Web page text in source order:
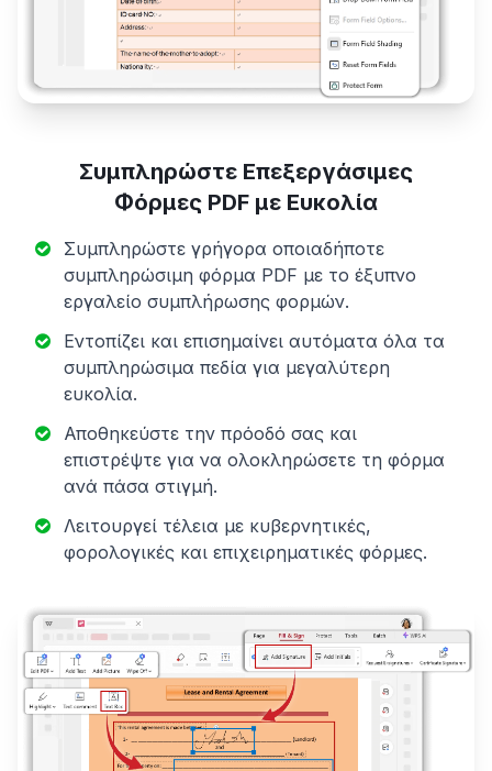
Συμπληρώστε Επεξεργάσιμες
Φόρμες PDF με Ευκολία
Συμπληρώστε γρήγορα οποιαδήποτε
συμπληρώσιμη φόρμα PDF με το έξυπνο
εργαλείο συμπλήρωσης φορμών.
Εντοπίζει και επισημαίνει αυτόματα όλα τα
συμπληρώσιμα πεδία για μεγαλύτερη
ευκολία.
Αποθηκεύστε την πρόοδό σας και
επιστρέψτε για να ολοκληρώσετε τη φόρμα
ανά πάσα στιγμή.
Λειτουργεί τέλεια με κυβερνητικές,
φορολογικές και επιχειρηματικές φόρμες.